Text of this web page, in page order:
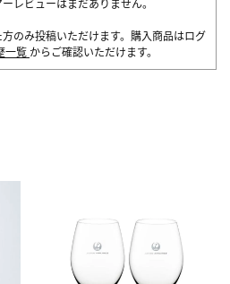
のみ投稿いただけます。購入商品はログ
一覧 からご確認いただけます。